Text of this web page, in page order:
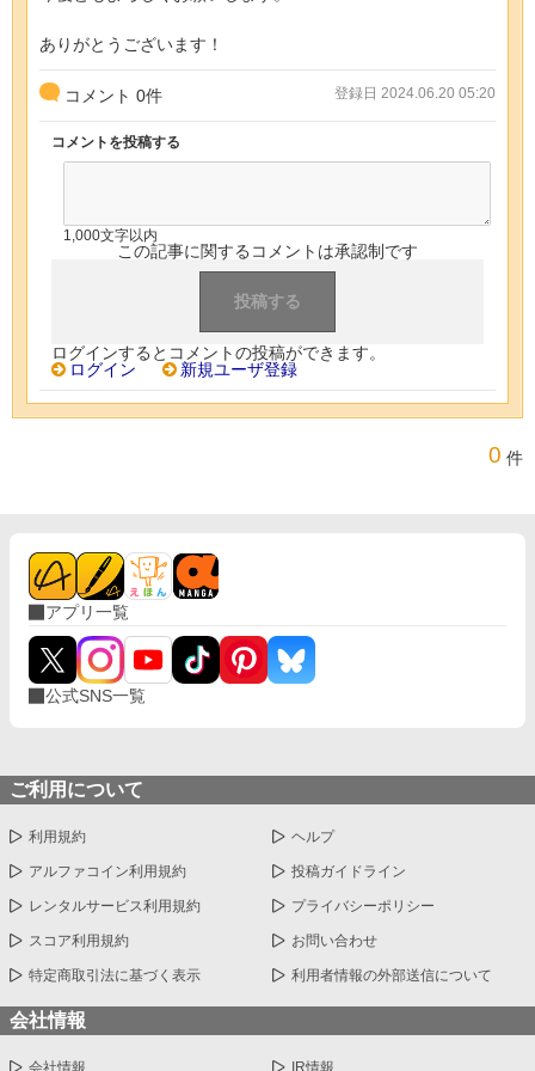
ありがとうございます！
コメント 0件 登録日 2024.06.20 05:20
コメントを投稿する
1,000文字以内
この記事に関するコメントは承認制です
ログインするとコメントの投稿ができます。
ログイン
新規ユーザ登録
0 件
アプリ一覧
公式SNS一覧
ご利用について
利用規約 ヘルプ
アルファコイン利用規約 投稿ガイドライン
レンタルサービス利用規約 プライバシーポリシー
スコア利用規約 お問い合わせ
特定商取引法に基づく表示 利用者情報の外部送信について
会社情報
会社情報 IR情報